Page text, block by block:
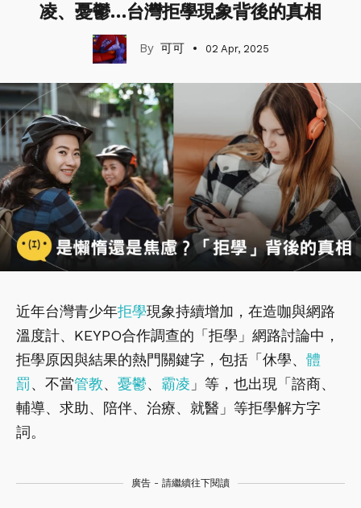
凌、憂鬱…台灣拒學現象背後的真相
可可 02 Apr, 2025
近年台灣青少年拒學現象持續增加，在造咖與網路
溫度計、KEYPO合作調查的「拒學」網路討論中，
拒學原因與結果的熱門關鍵字，包括「休學、 體
罰、不當管教、 憂鬱、 霸凌 」等，也出現「諮商、
輔導、求助、陪伴、治療、就醫」等拒學解方字
詞。
廣告 - 請繼續往下閱讀